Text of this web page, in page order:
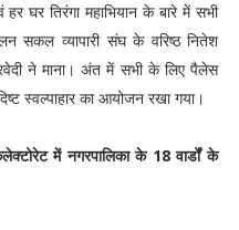
घर तिरंगा महाभियान के बारे में सभी
सकल व्यापारी संघ के वरिष्ठ नितेश
ने माना। अंत में सभी के लिए पैलेस
स्वल्पाहार का आयोजन रखा गया।
में नगरपालिका के 18 वार्डों के